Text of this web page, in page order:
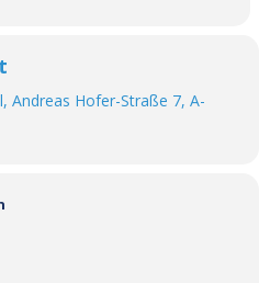
Andreas Hofer-Straße 7, A-